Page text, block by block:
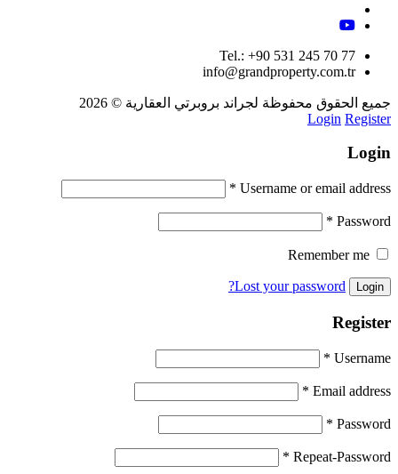
Tel.: +90 531 245 70 77
info@grandproperty.com.tr
جميع الحقوق محفوظة لجراند بروبرتي العقارية © 2026
Login Register
Login
Username or email address
*
Password
*
Lost your password?
Register
Username
*
Email address
*
Password
*
Repeat-Password
*